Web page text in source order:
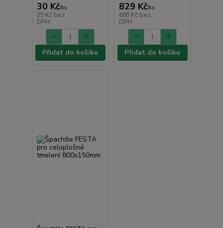
30 Kč/ks
25 Kč bez
DPH
Přidat do košíku
829 Kč/ks
685 Kč bez
DPH
Přidat do košíku